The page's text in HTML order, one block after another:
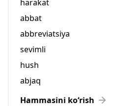
harakat
abbat
abbreviatsiya
sevimli
hush
abjaq
Hammasini ko‘rish